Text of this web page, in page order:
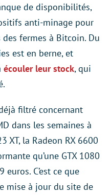
de disponibilités,
anti-minage pour
fermes à Bitcoin. Du
est en berne, et
écouler leur stock, qui
filtré concernant
dans les semaines à
XT, la Radeon RX 6600
qu’une GTX 1080
C’est ce que
mise à jour du site de